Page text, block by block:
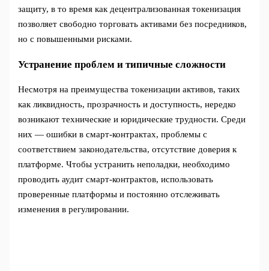
защиту, в то время как децентрализованная токенизация
позволяет свободно торговать активами без посредников,
но с повышенными рисками.
Устранение проблем и типичные сложности
Несмотря на преимущества токенизации активов, таких
как ликвидность, прозрачность и доступность, нередко
возникают технические и юридические трудности. Среди
них — ошибки в смарт-контрактах, проблемы с
соответствием законодательства, отсутствие доверия к
платформе. Чтобы устранить неполадки, необходимо
проводить аудит смарт-контрактов, использовать
проверенные платформы и постоянно отслеживать
изменения в регулировании.